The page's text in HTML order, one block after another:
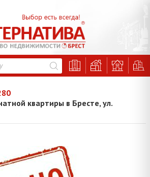
квартиры в Бресте, ул.